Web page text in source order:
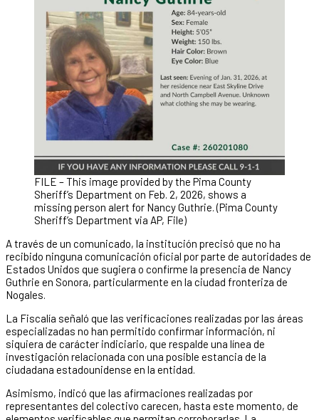
FILE – This image provided by the Pima County
Sheriff’s Department on Feb. 2, 2026, shows a
missing person alert for Nancy Guthrie. (Pima County
Sheriff’s Department via AP, File)
A través de un comunicado, la institución precisó que no ha
recibido ninguna comunicación oficial por parte de autoridades de
Estados Unidos que sugiera o confirme la presencia de Nancy
Guthrie en Sonora, particularmente en la ciudad fronteriza de
Nogales.
La Fiscalía señaló que las verificaciones realizadas por las áreas
especializadas no han permitido confirmar información, ni
siquiera de carácter indiciario, que respalde una línea de
investigación relacionada con una posible estancia de la
ciudadana estadounidense en la entidad.
Asimismo, indicó que las afirmaciones realizadas por
representantes del colectivo carecen, hasta este momento, de